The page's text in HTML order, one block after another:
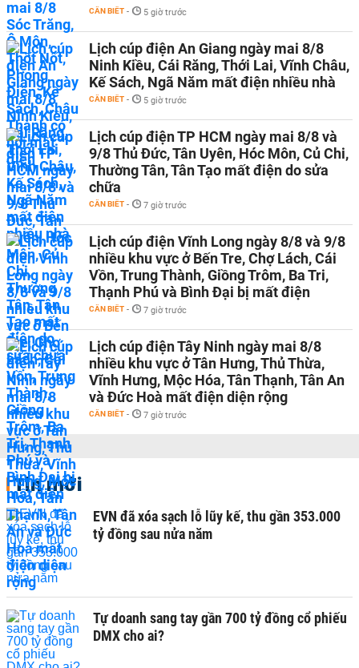
CẦN BIẾT - 5 giờ trước
Lịch cúp điện An Giang ngày mai 8/8
Ninh Kiều, Cái Răng, Thới Lai, Vĩnh Châu,
Kế Sách, Ngã Năm mất điện nhiều nhà
CẦN BIẾT - 5 giờ trước
Lịch cúp điện TP HCM ngày mai 8/8 và
9/8 Thủ Đức, Tân Uyên, Hóc Môn, Củ Chi,
Thường Tân, Tân Tạo mất điện do sửa
chữa
CẦN BIẾT - 7 giờ trước
Lịch cúp điện Vĩnh Long ngày 8/8 và 9/8
nhiều khu vực ở Bến Tre, Chợ Lách, Cái
Vồn, Trung Thành, Giồng Trôm, Ba Tri,
Thạnh Phú và Bình Đại bị mất điện
CẦN BIẾT - 7 giờ trước
Lịch cúp điện Tây Ninh ngày mai 8/8
nhiều khu vực ở Tân Hưng, Thủ Thừa,
Vĩnh Hưng, Mộc Hóa, Tân Thạnh, Tân An
và Đức Hoà mất điện diện rộng
CẦN BIẾT - 7 giờ trước
Tin mới
EVN đã xóa sạch lỗ lũy kế, thu gần 353.000
tỷ đồng sau nửa năm
Tự doanh sang tay gần 700 tỷ đồng cổ phiếu
DMX cho ai?